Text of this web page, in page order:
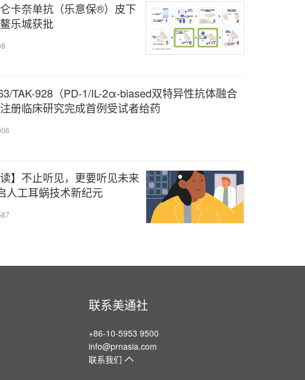
卡奈单抗（乐意保®）皮下
乐城获批
TAK-928（PD-1/IL-2α-biased双特异性抗体融合
册临床研究完成首例受试者给药
】不止听见，更要听见未来
人工耳蜗技术新纪元
联系美通社
+86-10-5953 9500
info@prnasia.com
联系我们